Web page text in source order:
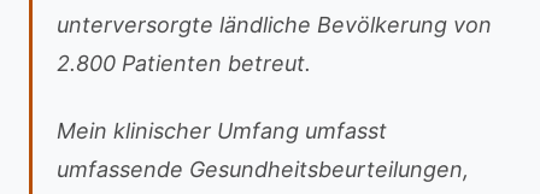
unterversorgte ländliche Bevölkerung von
2.800 Patienten betreut.
Mein klinischer Umfang umfasst
umfassende Gesundheitsbeurteilungen,